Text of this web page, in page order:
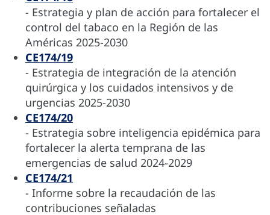
- Estrategia y plan de acción para fortalecer el
control del tabaco en la Región de las
Américas 2025-2030
CE174/19
- Estrategia de integración de la atención
quirúrgica y los cuidados intensivos y de
urgencias 2025-2030
CE174/20
- Estrategia sobre inteligencia epidémica para
fortalecer la alerta temprana de las
emergencias de salud 2024-2029
CE174/21
- Informe sobre la recaudación de las
contribuciones señaladas